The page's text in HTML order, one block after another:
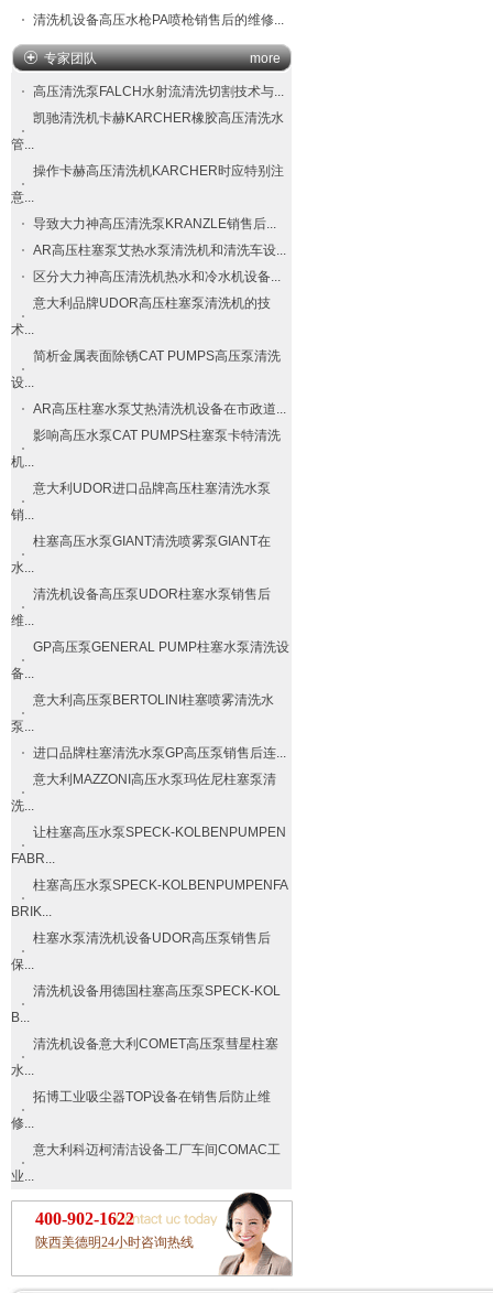
清洗机设备高压水枪PA喷枪销售后的维修...
专家团队 more
高压清洗泵FALCH​水射流清洗切割技术与...
凯驰清洗机卡赫KARCHER橡胶高压清洗水
管...
操作卡赫高压清洗机KARCHER时应特别注
意...
导致大力神高压清洗泵​KRANZLE​销售后...
AR高压柱塞泵艾热水泵清洗机和清洗车设...
区分大力神高压清洗机热水和冷水机设备...
意大利品牌UDOR高压柱塞泵清洗机的技
术...
简析金属表面除锈CAT PUMPS高压泵清洗
设...
AR高压柱塞水泵艾热清洗机设备在市政道...
影响高压水泵CAT PUMPS柱塞泵卡特清洗
机...
意大利UDOR进口品牌高压柱塞清洗水泵
销...
柱塞高压水泵GIANT清洗喷雾泵GIANT在
水...
清洗机设备高压泵UDOR柱塞水泵销售后
维...
GP高压泵GENERAL PUMP柱塞水泵清洗设
备...
意大利高压泵BERTOLINI柱塞喷雾清洗水
泵...
进口品牌柱塞清洗水泵GP高压泵销售后连...
意大利MAZZONI高压水泵玛佐尼柱塞泵清
洗...
让柱塞高压水泵SPECK-KOLBENPUMPEN
FABR...
柱塞高压水泵SPECK-KOLBENPUMPENFA
BRIK...
柱塞水泵清洗机设备UDOR高压泵销售后
保...
清洗机设备用德国柱塞高压泵SPECK-KOL
B...
清洗机设备意大利COMET高压泵彗星柱塞
水...
拓博工业吸尘器TOP设备在销售后防止维
修...
意大利科迈柯清洁设备工厂车间COMAC工
业...
400-902-1622
陕西美德明24小时咨询热线